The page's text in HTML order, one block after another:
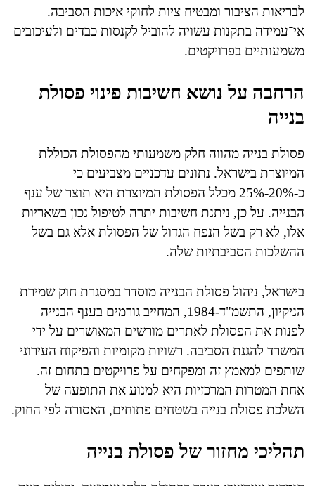
לבריאות הציבור ומבטיח ציות לחוקי איכות הסביבה.
אי־עמידה בתקנות עשויה להוביל לקנסות כבדים ולעיכובים
משמעותיים בפרויקטים.
הרחבה על נושא חשיבות פינוי פסולת
בנייה
פסולת בנייה מהווה חלק משמעותי מהפסולת הכוללת
המיוצרת בישראל. נתונים עדכניים מצביעים כי
כ-20%-25% מכלל הפסולת המיוצרת היא תוצר של ענף
הבנייה. על כן, ניתנת חשיבות יתרה לטיפול נכון בשאריות
אלו, לא רק בשל הנפח הגדול של הפסולת אלא גם בשל
ההשלכות הסביבתיות שלה.
בישראל, ניהול פסולת הבנייה מוסדר במסגרת חוק שמירת
הניקיון, התשמ"ד-1984, המחייב גורמים בענף הבנייה
לפנות את הפסולת לאתרים מורשים המאושרים על ידי
המשרד להגנת הסביבה. רשויות מקומיות והפיקוח העירוני
שותפים למאמץ זה ומפקחים על פרויקטים בתחום זה.
אחת המטרות המרכזיות היא למנוע את התופעה של
השלכת פסולת בנייה בשטחים פתוחים, האסורה לפי החוק.
תהליכי מחזור של פסולת בנייה